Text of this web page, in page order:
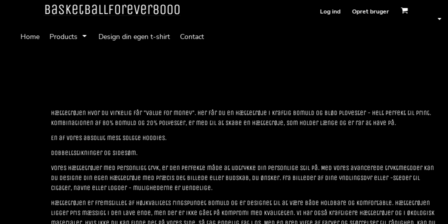
Basketballforever8000 Log ind Opret bruger
Home Products Design din egen t-shirt Contact
Hættetrøjen hvor du virkelig får "value for money". Her får du en hættetrøje i kraftig bomuld og blød ployester - helt perfekt til print.
Kombinationen af 80% bomuld og 20% polyester, er med til at skabe en hættetrøje, som holder længe og er rar at have på.
En af vores absolut mest solgte hoodies.
Dobbeltstikninger og sidesøm.
Vores hættetrøjer med personligt tryk, er den perfekte måde at udtrykke din personlige stil på. Med vores avancerede tryktmetoder kan
du designe din egen hættetrøje med præcis det billede eller budskab, du ønsker. Fra billeder af dine yndlingsdyr eller -steder til
citater, navne eller logoer - mulighederne er uendelige.
Hættetrøjen er fremstillet af højkvalitets ringspundet bomuld og er designet til at være både holdbare og komfortable. Hættetrøjen
ligger pris mæssigt i den lave ende, men der er ikke gået på kompromi med kvaliteten. VI har også kraftigere hættetrøjer og i økologisk